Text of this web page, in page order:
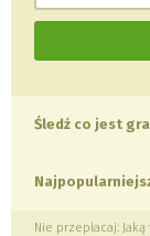
Śledź co jest
Nie przepłacaj: